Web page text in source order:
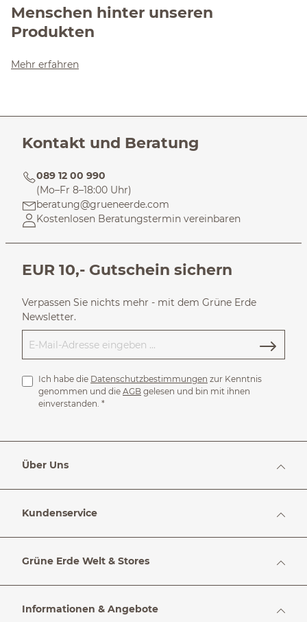
Menschen hinter unseren
Produkten
Mehr erfahren
Kontakt und Beratung
089 12 00 990
(Mo–Fr 8–18:00 Uhr)
beratung@grueneerde.com
Kostenlosen Beratungstermin vereinbaren
EUR 10,- Gutschein sichern
Verpassen Sie nichts mehr - mit dem Grüne Erde
Newsletter.
Ich habe die Datenschutzbestimmungen zur Kenntnis
genommen und die AGB gelesen und bin mit ihnen
einverstanden. *
Über Uns
Kundenservice
Grüne Erde Welt & Stores
Informationen & Angebote